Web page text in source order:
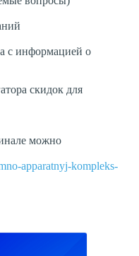
с информацией о
скидок для
можно
apparatnyj-kompleks-